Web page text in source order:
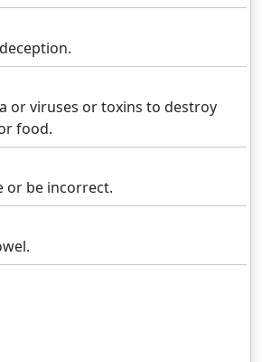
or viruses or toxins to destroy
food.
or be incorrect.